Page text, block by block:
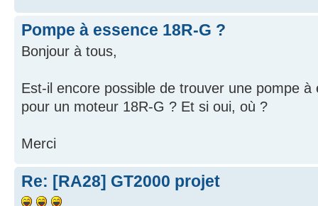
Pompe à essence 18R-G ?
Bonjour à tous,
Est-il encore possible de trouver une pompe à
pour un moteur 18R-G ? Et si oui, où ?
Merci
Re: [RA28] GT2000 projet